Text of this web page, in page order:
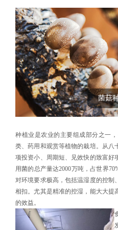
菌菇
种植业是农业的主要组成部分之一
类、药用和观赏等植物的栽培。从八
项投资小、周期短、见效快的致富好
用菌的总产量达2000万吨，占世界
对环境要求极高，包括温湿度的控制
相扣。尤其是精准的控湿，能大大提
的效益。